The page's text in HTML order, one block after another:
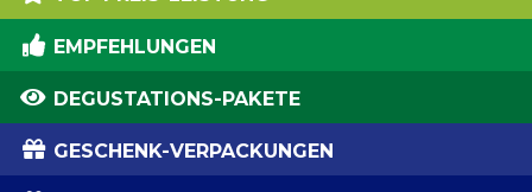
EMPFEHLUNGEN
DEGUSTATIONS-PAKETE
GESCHENK-VERPACKUNGEN